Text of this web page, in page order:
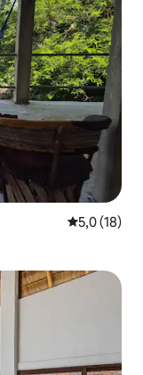
Середня
5,0 (18)